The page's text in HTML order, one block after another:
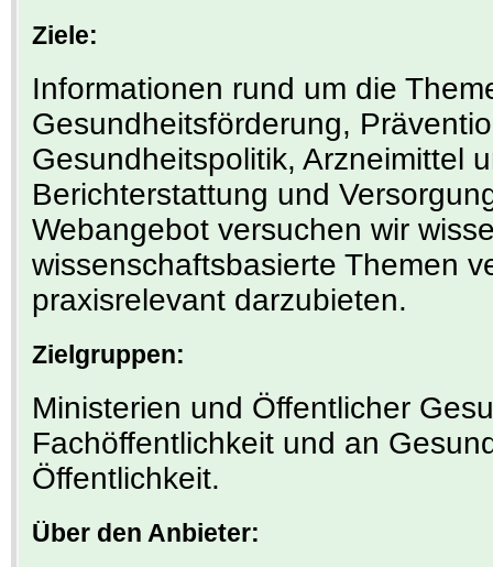
Ziele:
Informationen rund um die
Gesundheitsförderung,
Gesundheitspolitik, Arzneimittel
Berichterstattung und
Webangebot versuchen wir
wissenschaftsbasierte Themen
praxisrelevant darzubieten.
Zielgruppen:
Ministerien und Öffentlicher
Fachöffentlichkeit und an
Öffentlichkeit.
Über den Anbieter: